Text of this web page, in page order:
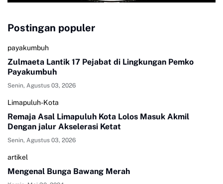
Postingan populer
payakumbuh
Zulmaeta Lantik 17 Pejabat di Lingkungan Pemko
Payakumbuh
Senin, Agustus 03, 2026
Limapuluh-Kota
Remaja Asal Limapuluh Kota Lolos Masuk Akmil
Dengan jalur Akselerasi Ketat
Senin, Agustus 03, 2026
artikel
Mengenal Bunga Bawang Merah